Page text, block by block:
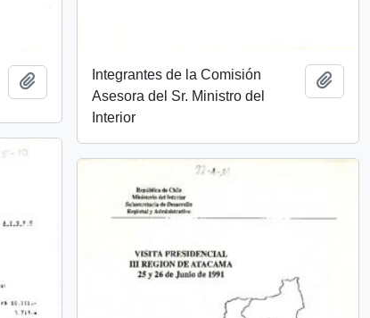
Integrantes de la Comisión
Asesora del Sr. Ministro del
Interior
Add
Add to clipboard